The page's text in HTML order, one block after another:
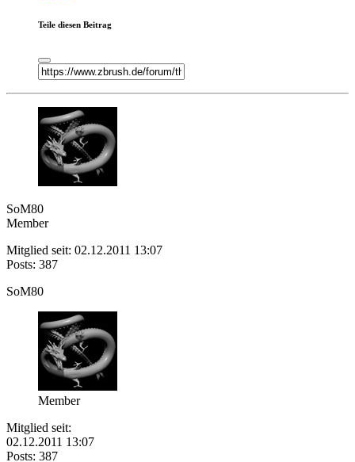
Teile diesen Beitrag
SoM80
Member
Mitglied seit: 02.12.2011 13:07
Posts: 387
SoM80
Member
Mitglied seit:
02.12.2011 13:07
Posts: 387